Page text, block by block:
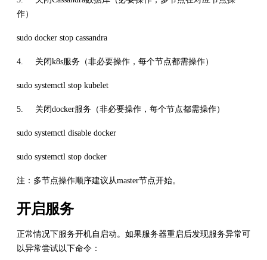
作）
sudo docker stop cassandra
4. 关闭k8s服务（非必要操作，每个节点都需操作）
sudo systemctl stop kubelet
5. 关闭docker服务（非必要操作，每个节点都需操作）
sudo systemctl disable docker
sudo systemctl stop docker
注：多节点操作顺序建议从master节点开始。
开启服务
正常情况下服务开机自启动。如果服务器重启后发现服务异常可
以异常尝试以下命令：